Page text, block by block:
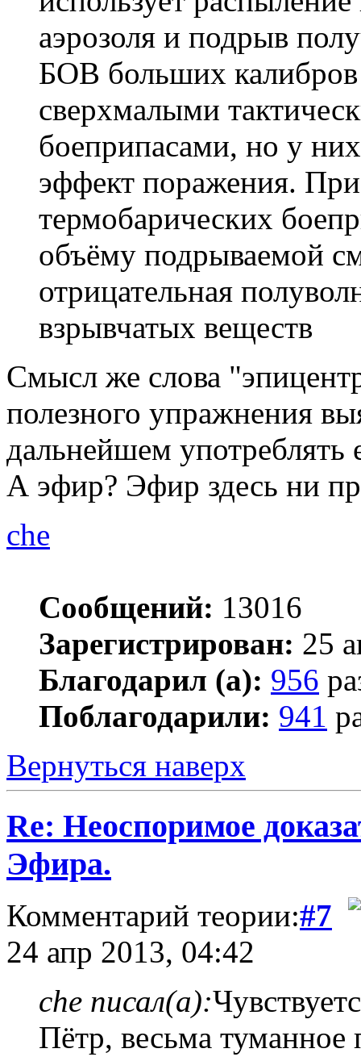
аэрозоля и подрыв
БОВ больших
сверхмалыми
боеприпасами, но у
эффект поражения.
термобарических
объёму подрываемой
отрицательная
взрывчатых веществ
Смысл же слова
полезного упражнения
дальнейшем употреблять
А эфир? Эфир здесь ни
che
Сообщений: 13016
Зарегистрирован: 25
Благодарил (а): 956
Поблагодарили: 941
Вернуться наверх
Re: Неоспоримое
Эфира.
Комментарий теории:#7
24 апр 2013, 04:42
che писал(а):
Пётр, весьма туманное